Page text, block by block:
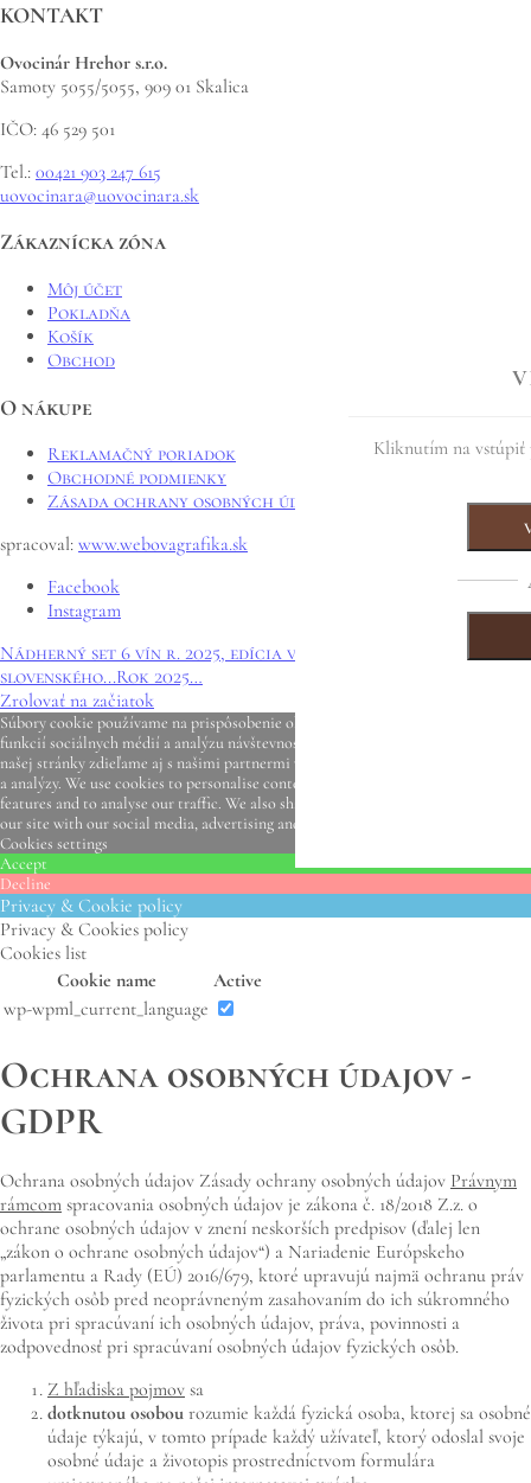
KONTAKT
Ovocinár Hrehor s.r.o.
Samoty 5055/5055, 909 01 Skalica
IČO: 46 529 501
Tel.: 00421 903 247 615
uovocinara@uovocinara.sk
Zákaznícka zóna
Môj účet
Pokladňa
Košík
Obchod
O nákupe
Reklamačný poriadok
Obchodné podmienky
Zásada ochrany osobných údajov
spracoval: www.webovagrafika.sk
Facebook
Instagram
Nádherný set 6 vín r. 2025, edícia vín s reprodukciami obrazov
slovenského...Rok 2025…
Zrolovať na začiatok
Súbory cookie používame na prispôsobenie obsahu a reklám, poskytovanie
funkcií sociálnych médií a analýzu návštevnosti. Informácie o vašom používaní
našej stránky zdieľame aj s našimi partnermi v oblasti sociálnych médií, reklamy
a analýzy. We use cookies to personalise content and ads, to provide social media
features and to analyse our traffic. We also share information about your use of
our site with our social media, advertising and analytics partners.
Cookies settings
Accept
Decline
Privacy & Cookie policy
Privacy & Cookies policy
Cookies list
Cookie name
Active
wp-wpml_current_language
Ochrana osobných údajov -
GDPR
Ochrana osobných údajov Zásady ochrany osobných údajov Právnym
rámcom spracovania osobných údajov je zákona č. 18/2018 Z.z. o
ochrane osobných údajov v znení neskorších predpisov (ďalej len
„zákon o ochrane osobných údajov“) a Nariadenie Európskeho
parlamentu a Rady (EÚ) 2016/679, ktoré upravujú najmä ochranu práv
fyzických osôb pred neoprávneným zasahovaním do ich súkromného
života pri spracúvaní ich osobných údajov, práva, povinnosti a
zodpovednosť pri spracúvaní osobných údajov fyzických osôb.
Z hľadiska pojmov sa
dotknutou osobou rozumie každá fyzická osoba, ktorej sa osobné
údaje týkajú, v tomto prípade každý užívateľ, ktorý odoslal svoje
osobné údaje a životopis prostredníctvom formulára
Kliknutím na vstúpiť